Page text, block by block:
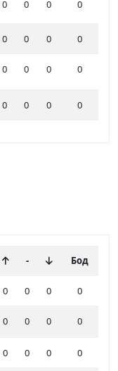
0 0 0 0
0 0 0 0
0 0 0 0
0 0 0 0
- Бод
0 0 0 0
0 0 0 0
0 0 0 0